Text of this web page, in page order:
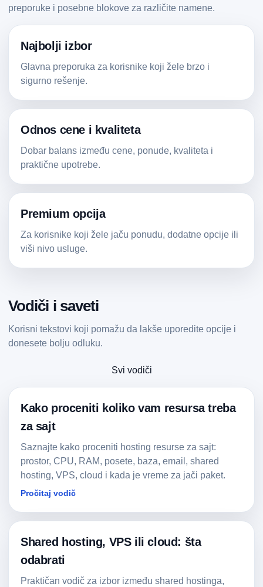
preporuke i posebne blokove za različite namene.
Najbolji izbor
Glavna preporuka za korisnike koji žele brzo i
sigurno rešenje.
Odnos cene i kvaliteta
Dobar balans između cene, ponude, kvaliteta i
praktične upotrebe.
Premium opcija
Za korisnike koji žele jaču ponudu, dodatne opcije ili
viši nivo usluge.
Vodiči i saveti
Korisni tekstovi koji pomažu da lakše uporedite opcije i
donesete bolju odluku.
Svi vodiči
Kako proceniti koliko vam resursa treba
za sajt
Saznajte kako proceniti hosting resurse za sajt:
prostor, CPU, RAM, posete, baza, email, shared
hosting, VPS, cloud i kada je vreme za jači paket.
Pročitaj vodič
Shared hosting, VPS ili cloud: šta
odabrati
Praktičan vodič za izbor između shared hostinga,